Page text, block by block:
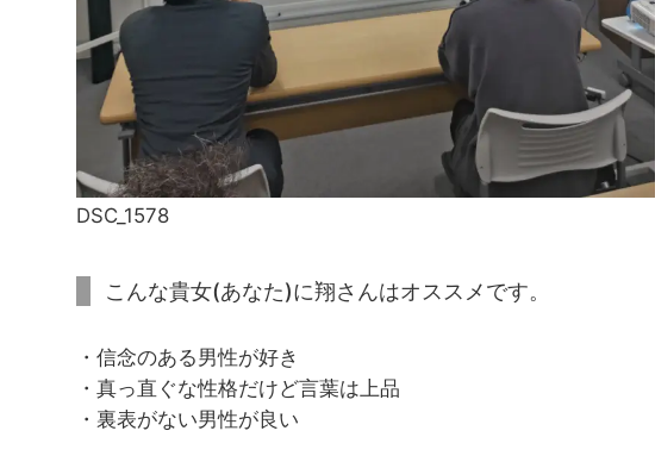
DSC_1578
こんな貴女(あなた)に翔さんはオススメです。
・信念のある男性が好き
・真っ直ぐな性格だけど言葉は上品
・裏表がない男性が良い